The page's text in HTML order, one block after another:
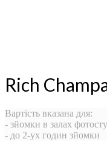
Rich
Вартість вказана для:
- зйомки в залах
- до 2-ух годин зйомки